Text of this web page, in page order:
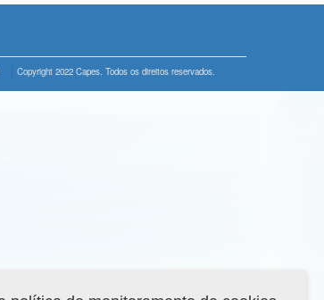
Copyright 2022 Capes. Todos os direitos reservados.